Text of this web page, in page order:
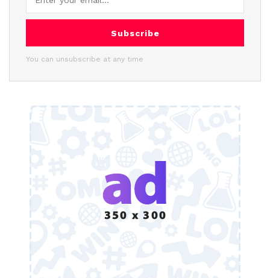
Subscribe
You can unsubscribe at any time